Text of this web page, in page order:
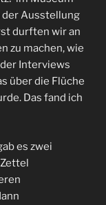
der Ausstellung
durften wir an
zu machen, wie
Interviews
über die Flüche
Das fand ich
es zwei